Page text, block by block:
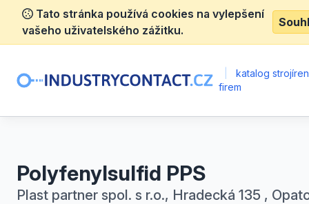
Tato stránka používá cookies na vylepšení
vašeho uživatelského zážitku.
katalog
firem
Polyfenylsulfid PPS
Plast partner spol. s r.o., Hradecká 135 ,